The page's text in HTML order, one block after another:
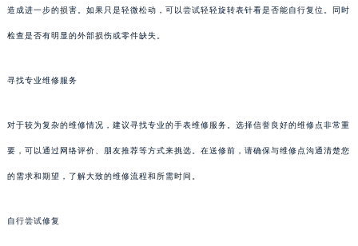
造成进一步的损害。如果只是轻微松动，可以尝试轻轻旋转表针看是否能自行复位。同时
检查是否有明显的外部损伤或零件缺失。
寻找专业维修服务
对于较为复杂的维修情况，建议寻找专业的手表维修服务。选择信誉良好的维修点非常重
要，可以通过网络评价、朋友推荐等方式来挑选。在送修前，请确保与维修点沟通清楚您
的需求和期望，了解大致的维修流程和所需时间。
自行尝试修复